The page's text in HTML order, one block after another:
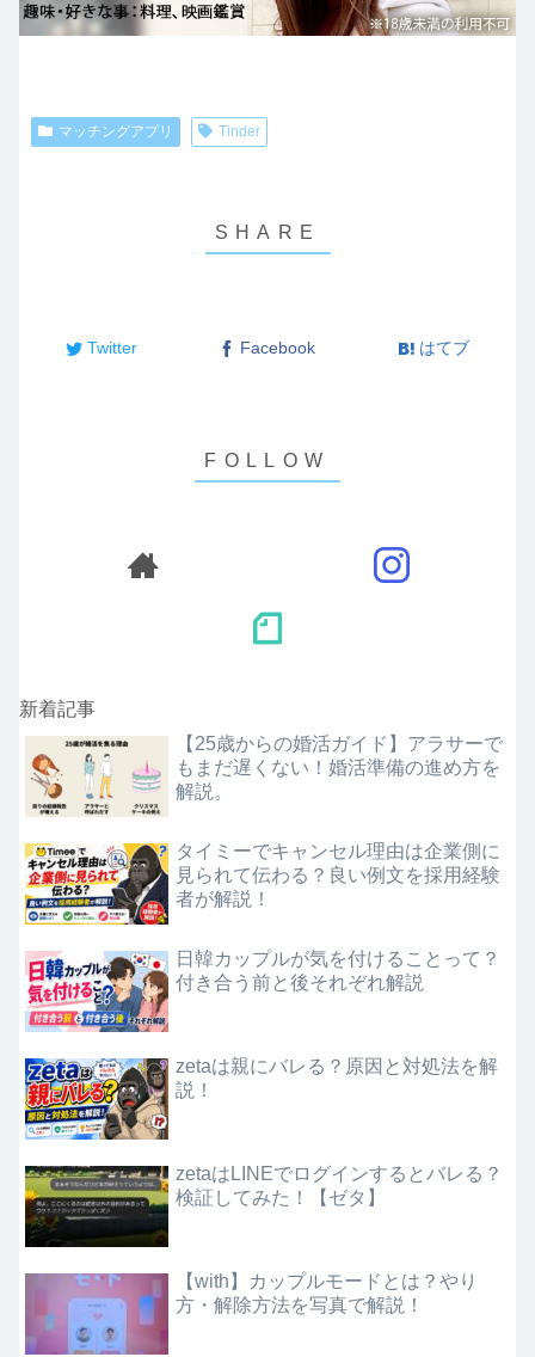
マッチングアプリ Tinder
Twitter Facebook はてブ
新着記事
【25歳からの婚活ガイド】アラサーで
もまだ遅くない！婚活準備の進め方を
解説。
タイミーでキャンセル理由は企業側に
見られて伝わる？良い例文を採用経験
者が解説！
日韓カップルが気を付けることって？
付き合う前と後それぞれ解説
zetaは親にバレる？原因と対処法を解
説！
zetaはLINEでログインするとバレる？
検証してみた！【ゼタ】
【with】カップルモードとは？やり
方・解除方法を写真で解説！